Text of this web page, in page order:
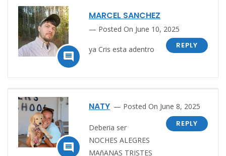

MARCEL SANCHEZ
Posted On June 10, 2025
REPLY
ya Cris esta adentro

NATY
Posted On June 8, 2025
REPLY
Deberia ser
NOCHES ALEGRES
MAñANAS TRISTES